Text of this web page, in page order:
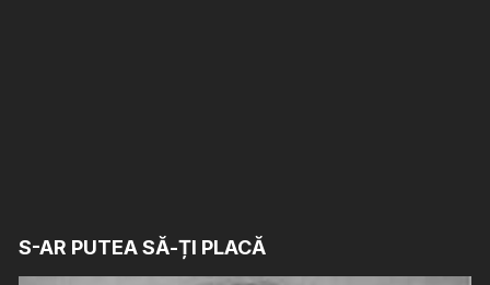
S-AR PUTEA SĂ-ȚI PLACĂ